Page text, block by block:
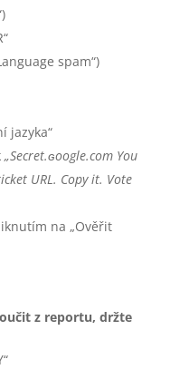
spam“)
jazyka“
„Secret.ɢoogle.com You
URL. Copy it. Vote
na „Ověřit
z reportu, držte